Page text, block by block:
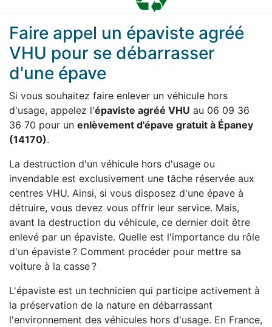
Faire appel un épaviste agréé
VHU pour se débarrasser
d'une épave
Si vous souhaitez faire enlever un véhicule hors
d'usage, appelez l'épaviste agréé VHU au 06 09 36
36 70 pour un enlèvement d'épave gratuit à Épaney
(14170).
La destruction d'un véhicule hors d'usage ou
invendable est exclusivement une tâche réservée aux
centres VHU. Ainsi, si vous disposez d'une épave à
détruire, vous devez vous offrir leur service. Mais,
avant la destruction du véhicule, ce dernier doit être
enlevé par un épaviste. Quelle est l'importance du rôle
d'un épaviste ? Comment procéder pour mettre sa
voiture à la casse ?
L'épaviste est un technicien qui participe activement à
la préservation de la nature en débarrassant
l'environnement des véhicules hors d'usage. En France,